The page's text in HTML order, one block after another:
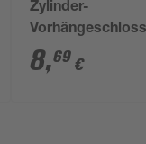
Zylinder-
Vorhängeschloss
'Magno 400 E 40
8,69 €